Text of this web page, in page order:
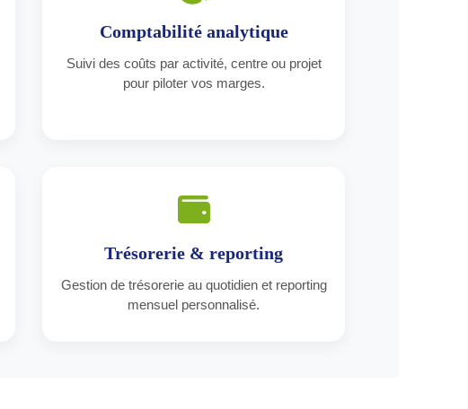
Comptabilité analytique
Suivi des coûts par activité, centre ou projet
pour piloter vos marges.
Trésorerie & reporting
Gestion de trésorerie au quotidien et reporting
mensuel personnalisé.